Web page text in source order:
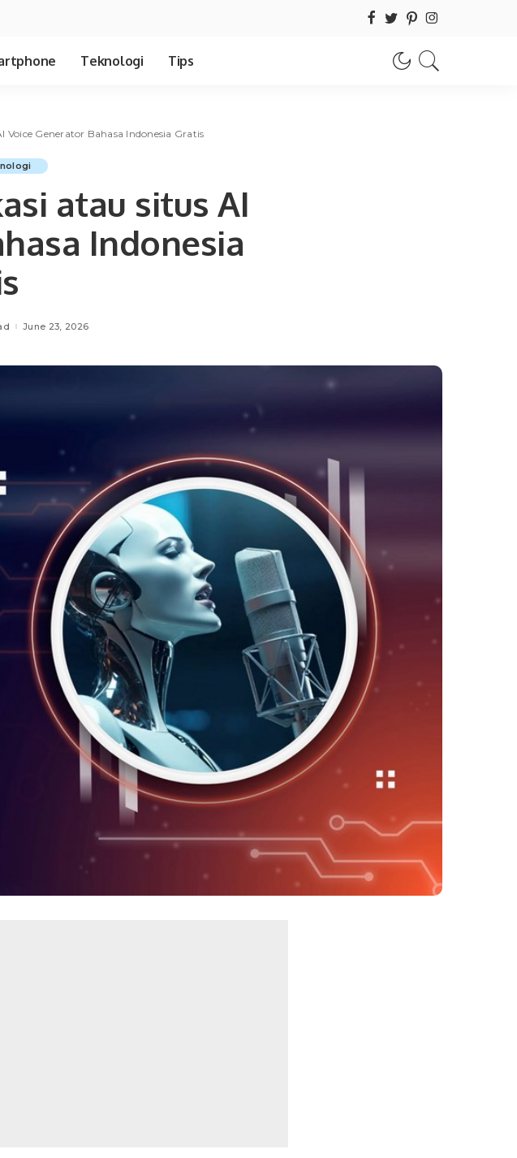
Teknologi Tips
Voice Generator Bahasa Indonesia Gratis
atau situs AI
Indonesia
June 23, 2026